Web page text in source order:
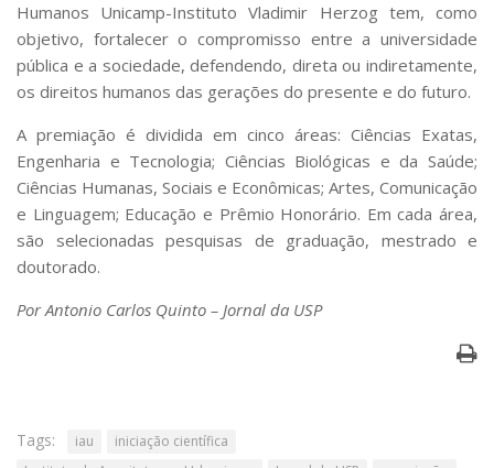
Humanos Unicamp-Instituto Vladimir Herzog tem, como
objetivo, fortalecer o compromisso entre a universidade
pública e a sociedade, defendendo, direta ou indiretamente,
os direitos humanos das gerações do presente e do futuro.
A premiação é dividida em cinco áreas: Ciências Exatas,
Engenharia e Tecnologia; Ciências Biológicas e da Saúde;
Ciências Humanas, Sociais e Econômicas; Artes, Comunicação
e Linguagem; Educação e Prêmio Honorário. Em cada área,
são selecionadas pesquisas de graduação, mestrado e
doutorado.
Por Antonio Carlos Quinto – Jornal da USP
Tags: iau
iniciação científica